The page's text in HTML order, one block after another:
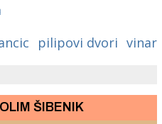
pilipovi dvori vinar
ŠIBENIK